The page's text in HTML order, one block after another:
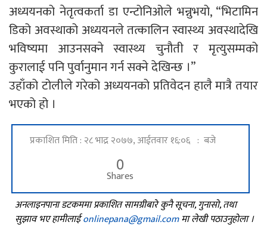
अध्ययनको नेतृत्वकर्ता डा एन्टोनिओले भन्नुभयो, “भिटामिन
डिको अवस्थाको अध्ययनले तत्कालिन स्वास्थ्य अवस्थादेखि
भविष्यमा आउनसक्ने स्वास्थ्य चुनौती र मृत्युसम्मको
कुरालाई पनि पुर्वानुमान गर्न सक्ने देखिन्छ ।”
उहाँको टोलीले गरेको अध्ययनको प्रतिवेदन हालै मात्रै तयार
भएको हो ।
प्रकाशित मिति : २८ भाद्र २०७७, आईतवार १६:०६ : बजे
0
Shares
अनलाइनपाना डटकममा प्रकाशित सामग्रीबारे कुनै सूचना, गुनासो, तथा
सुझाव भए हामीलाईonlinepana@gmail.comमा लेखी पठाउनुहोला ।